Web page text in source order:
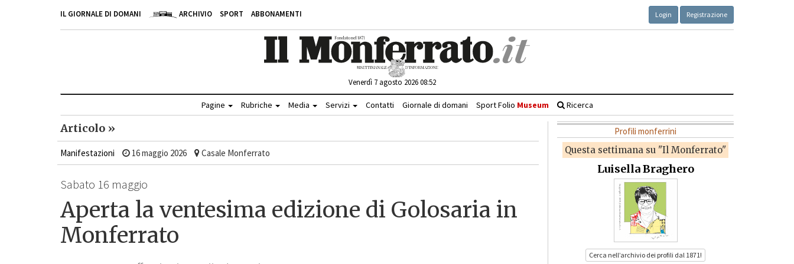
IL GIORNALE DI DOMANI ARCHIVIO SPORT ABBONAMENTI Login Registrazione
Venerdì 7 agosto 2026 08:52
Pagine Rubriche Media Servizi Contatti Giornale di domani Sport Folio Museum Ricerca
Articolo »
Manifestazioni 16 maggio 2026 Casale Monferrato
Sabato 16 maggio
Aperta la ventesima edizione di Golosaria in
Monferrato
Profili monferrini
Questa settimana su "Il Monferrato"
Luisella Braghero
Cerca nell’archivio dei profili dal 1871!